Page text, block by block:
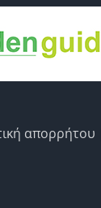
απορρήτου